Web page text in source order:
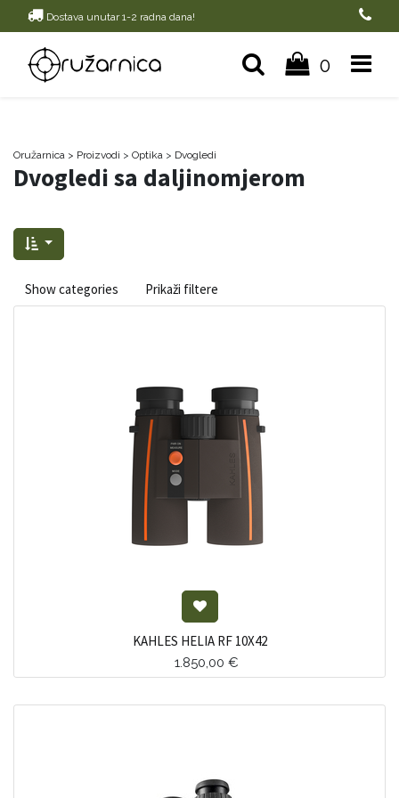
Dostava unutar 1-2 radna dana!
0
Oružarnica > Proizvodi > Optika > Dvogledi
Dvogledi sa daljinomjerom
Show categories Prikaži filtere
KAHLES HELIA RF 10X42
1.850,00 €